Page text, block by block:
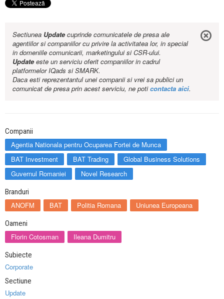
Sectiunea Updatecuprinde comunicatele de presa ale
agentiilor si companiilor cu privire la activitatea lor, in special
in domeniile comunicarii, marketingului si CSR-ului.
Updateeste un serviciu oferit companiilor in cadrul
platformelor IQads si SMARK.
Daca esti reprezentantul unei companii si vrei sa publici un
comunicat de presa prin acest serviciu, ne poticontacta aici.
Companii
Agentia Nationala pentru Ocuparea Fortei de Munca
BAT Investment
BAT Trading
Global Business Solutions
Guvernul Romaniei
Novel Research
Branduri
ANOFM BAT Politia Romana Uniunea Europeana
Oameni
Florin Cotosman Ileana Dumitru
Subiecte
Corporate
Sectiune
Update